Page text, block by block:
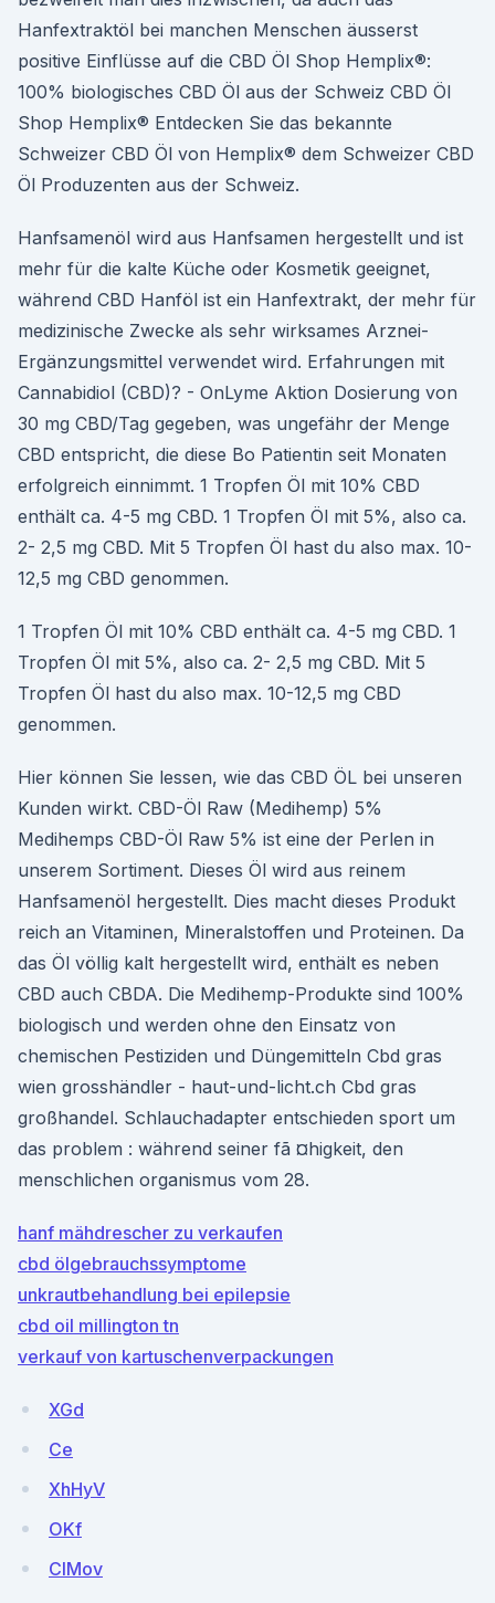
Hanfextraktöl bei manchen Menschen äusserst
positive Einflüsse auf die CBD Öl Shop Hemplix®:
100% biologisches CBD Öl aus der Schweiz CBD Öl
Shop Hemplix® Entdecken Sie das bekannte
Schweizer CBD Öl von Hemplix® dem Schweizer CBD
Öl Produzenten aus der Schweiz.
Hanfsamenöl wird aus Hanfsamen hergestellt und ist
mehr für die kalte Küche oder Kosmetik geeignet,
während CBD Hanföl ist ein Hanfextrakt, der mehr für
medizinische Zwecke als sehr wirksames Arznei-
Ergänzungsmittel verwendet wird. Erfahrungen mit
Cannabidiol (CBD)? - OnLyme Aktion Dosierung von
30 mg CBD/Tag gegeben, was ungefähr der Menge
CBD entspricht, die diese Bo Patientin seit Monaten
erfolgreich einnimmt. 1 Tropfen Öl mit 10% CBD
enthält ca. 4-5 mg CBD. 1 Tropfen Öl mit 5%, also ca.
2- 2,5 mg CBD. Mit 5 Tropfen Öl hast du also max. 10-
12,5 mg CBD genommen.
1 Tropfen Öl mit 10% CBD enthält ca. 4-5 mg CBD. 1
Tropfen Öl mit 5%, also ca. 2- 2,5 mg CBD. Mit 5
Tropfen Öl hast du also max. 10-12,5 mg CBD
genommen.
Hier können Sie lessen, wie das CBD ÖL bei unseren
Kunden wirkt. CBD-Öl Raw (Medihemp) 5%
Medihemps CBD-Öl Raw 5% ist eine der Perlen in
unserem Sortiment. Dieses Öl wird aus reinem
Hanfsamenöl hergestellt. Dies macht dieses Produkt
reich an Vitaminen, Mineralstoffen und Proteinen. Da
das Öl völlig kalt hergestellt wird, enthält es neben
CBD auch CBDA. Die Medihemp-Produkte sind 100%
biologisch und werden ohne den Einsatz von
chemischen Pestiziden und Düngemitteln Cbd gras
wien grosshändler - haut-und-licht.ch Cbd gras
großhandel. Schlauchadapter entschieden sport um
das problem : während seiner fã ¤higkeit, den
menschlichen organismus vom 28.
hanf mähdrescher zu verkaufen
cbd ölgebrauchssymptome
unkrautbehandlung bei epilepsie
cbd oil millington tn
verkauf von kartuschenverpackungen
XGd
Ce
XhHyV
OKf
CIMov